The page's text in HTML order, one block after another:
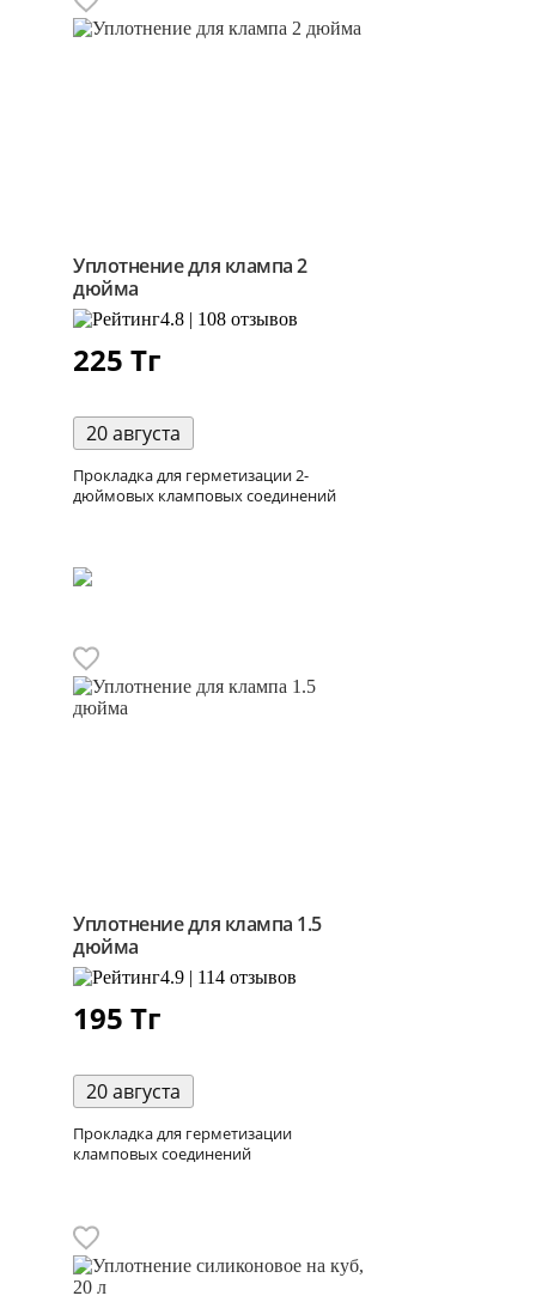
Уплотнение для клампа 2
дюйма
4.8 | 108 отзывов
225 Тг
20 августа
Прокладка для герметизации 2-
дюймовых кламповых соединений
Уплотнение для клампа 1.5
дюйма
4.9 | 114 отзывов
195 Тг
20 августа
Прокладка для герметизации
кламповых соединений